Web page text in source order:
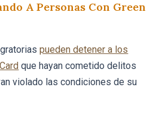
A Personas Con Green
pueden detener a los
que hayan cometido delitos
violado las condiciones de su